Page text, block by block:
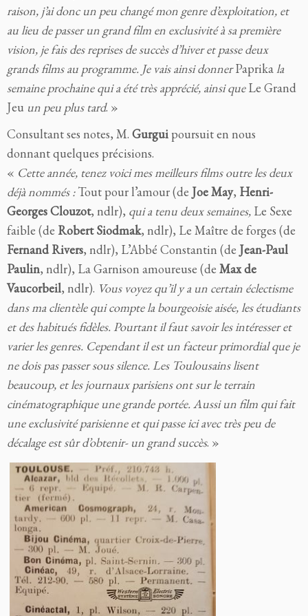
raison, j’ai donc un peu changé mon genre d’exploitation, et
au lieu de passer un grand film en exclusivité à sa première
vision, je fais des reprises de succès d’hiver et passe deux
grands films au programme. Je vais ainsi donnerPaprikala
semaine prochaine qui a été très apprécié, ainsi que Le Grand
Jeu un peu plus tard. »
Consultant ses notes, M. Gurgui poursuit en nous
donnant quelques précisions.
« Cette année, tenez voici mes meilleurs films outre les deux
déjà nommés : Tout pour l’amour (de Joe May, Henri-
Georges Clouzot, ndlr), qui a tenu deux semaines, Le Sexe
faible (de Robert Siodmak, ndlr), Le Maître de forges (de
Fernand Rivers, ndlr), L’Abbé Constantin (de Jean-Paul
Paulin, ndlr), La Garnison amoureuse (de Max de
Vaucorbeil, ndlr). Vous voyez qu’il y a un certain éclectisme
dans ma clientèle qui compte la bourgeoisie aisée, les étudiants
et des habitués fidèles. Pourtant il faut savoir les intéresser et
varier les genres. Cependant il est un facteur primordial que je
ne dois pas passer sous silence. Les Toulousains lisent
beaucoup, et les journaux parisiens ont sur le terrain
cinématographique une grande portée. Aussi un film qui fait
une exclusivité parisienne et qui passe ici avec très peu de
décalage est sûr d’obtenir- un grand succès. »